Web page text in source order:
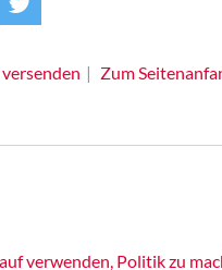
Zum
verwenden, Politik zu